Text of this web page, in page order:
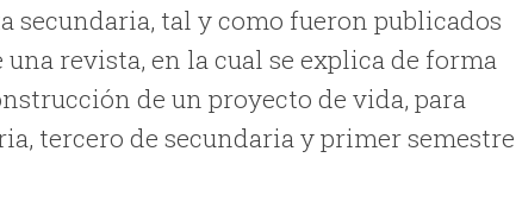
secundaria, tal y como fueron publicados
revista, en la cual se explica de forma
de un proyecto de vida, para
tercero de secundaria y primer semestre